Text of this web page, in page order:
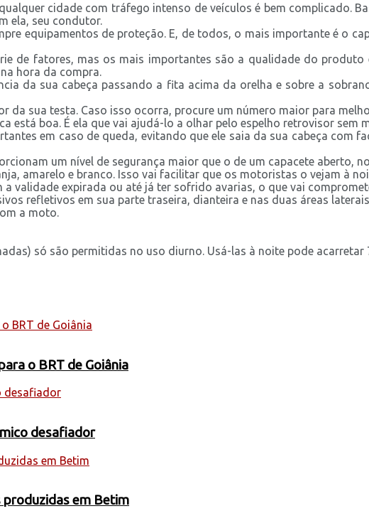
cidade com tráfego intenso de veículos é bem complicado.
ela, seu condutor.
equipamentos de proteção. E, de todos, o mais importante é o
de fatores, mas os mais importantes são a qualidade do
hora da compra.
da sua cabeça passando a fita acima da orelha e sobre a
da sua testa. Caso isso ocorra, procure um número maior para
está boa. É ela que vai ajudá-lo a olhar pelo espelho retrovisor sem
em caso de queda, evitando que ele saia da sua cabeça com
um nível de segurança maior que o de um capacete aberto,
amarelo e branco. Isso vai facilitar que os motoristas o vejam à
a validade expirada ou até já ter sofrido avarias, o que vai
refletivos em sua parte traseira, dianteira e nas duas áreas
a moto.
só são permitidas no uso diurno. Usá-las à noite pode acarretar
o BRT de Goiânia
desafiador
produzidas em Betim